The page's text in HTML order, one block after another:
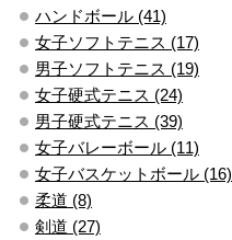
ハンドボール (41)
女子ソフトテニス (17)
男子ソフトテニス (19)
女子硬式テニス (24)
男子硬式テニス (39)
女子バレーボール (11)
女子バスケットボール (16)
柔道 (8)
剣道 (27)